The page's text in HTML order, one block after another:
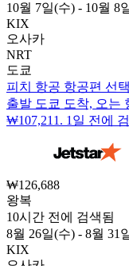
10월 7일(수) - 10월 8
KIX
오사카
NRT
도쿄
피치 항공 항공편 선
출발 도쿄 도착, 오는
₩107,211. 1일 전에
₩126,688
왕복
10시간 전에 검색됨
8월 26일(수) - 8월 31
KIX